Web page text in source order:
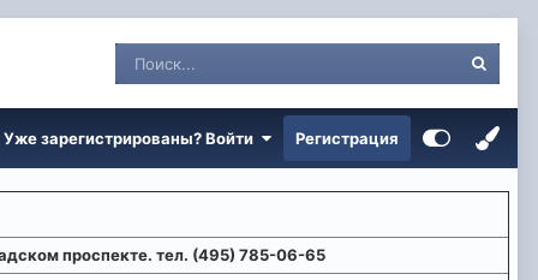
Уже зарегистрированы? Войти Регистрация
проспекте. тел. (495) 785-06-65